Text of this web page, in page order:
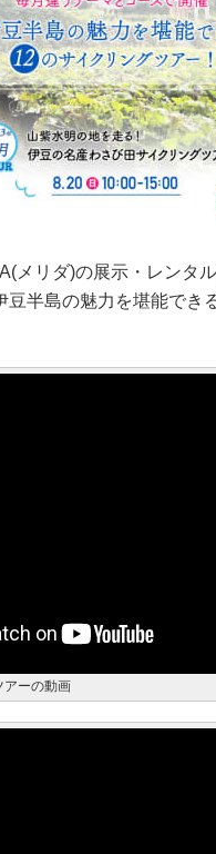
メリダ)の展示・レンタ
半島の魅力を堪能でき
アーの動画